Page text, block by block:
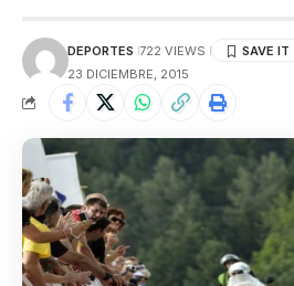
DEPORTES 722 VIEWS
23 DICIEMBRE, 2015